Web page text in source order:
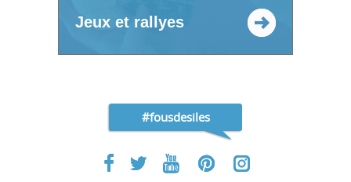
Jeux et rallyes
#fousdesiles